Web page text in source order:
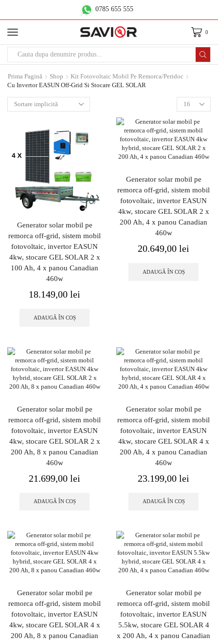
0785 655 555
0
Prima Pagină Shop
Kit Fotovoltaic Mobil Pe Remorca/peridoc
Cu Invertor EASUN Off-Grid Si Stocare GEL SOLAR
Generator solar mobil pe
remorca off-grid, sistem mobil
fotovoltaic, invertor EASUN
4kw, stocare GEL SOLAR 2 x
100 Ah, 4 x panou Canadian
460w
18.149,00 lei
ADAUGĂ ÎN COȘ
Generator solar mobil pe
remorca off-grid, sistem mobil
fotovoltaic, invertor EASUN
4kw, stocare GEL SOLAR 2 x
200 Ah, 4 x panou Canadian
460w
20.649,00 lei
ADAUGĂ ÎN COȘ
Generator solar mobil pe
remorca off-grid, sistem mobil
fotovoltaic, invertor EASUN
4kw, stocare GEL SOLAR 2 x
200 Ah, 8 x panou Canadian
460w
21.699,00 lei
ADAUGĂ ÎN COȘ
Generator solar mobil pe
remorca off-grid, sistem mobil
fotovoltaic, invertor EASUN
4kw, stocare GEL SOLAR 4 x
200 Ah, 4 x panou Canadian
460w
23.199,00 lei
ADAUGĂ ÎN COȘ
Generator solar mobil pe
remorca off-grid, sistem mobil
fotovoltaic, invertor EASUN
4kw, stocare GEL SOLAR 4 x
200 Ah, 8 x panou Canadian
Generator solar mobil pe
remorca off-grid, sistem mobil
fotovoltaic, invertor EASUN
5.5kw, stocare GEL SOLAR 4
x 200 Ah, 4 x panou Canadian